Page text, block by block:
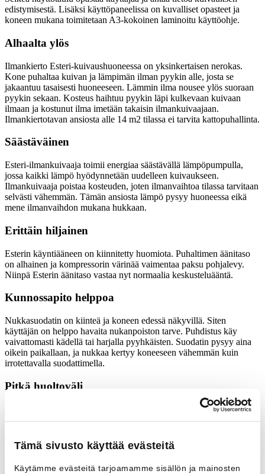
Tämä sivusto käyttää evästeitä
Käytämme evästeitä tarjoamamme sisällön ja mainosten
edistymisestä. Lisäksi käyttöpaneelissa on kuvalliset opasteet ja
koneen mukana toimitetaan A3-kokoinen laminoitu käyttöohje.
Alhaalta ylös
Ilmankierto Esteri-kuivaushuoneessa on yksinkertaisen nerokas.
Kone puhaltaa kuivan ja lämpimän ilman pyykin alle, josta se
jakaantuu tasaisesti huoneeseen. Lämmin ilma nousee ylös suoraan
pyykin sekaan. Kosteus haihtuu pyykin läpi kulkevaan kuivaan
ilmaan ja kostunut ilma imetään takaisin ilmankuivaajaan.
Ilmankiertotavan ansiosta alle 14 m2 tilassa ei tarvita kattopuhallinta.
Säästäväinen
Esteri-ilmankuivaaja toimii energiaa säästävällä lämpöpumpulla,
jossa kaikki lämpö hyödynnetään uudelleen kuivaukseen.
Ilmankuivaaja poistaa kosteuden, joten ilmanvaihtoa tilassa tarvitaan
selvästi vähemmän. Tämän ansiosta lämpö pysyy huoneessa eikä
mene ilmanvaihdon mukana hukkaan.
Erittäin hiljainen
Esterin käyntiääneen on kiinnitetty huomiota. Puhaltimen äänitaso
on alhainen ja kompressorin värinää vaimentaa paksu pohjalevy.
Niinpä Esterin äänitaso vastaa nyt normaalia keskusteluääntä.
Kunnossapito helppoa
Nukkasuodatin on kiinteä ja koneen edessä näkyvillä. Siten
käyttäjän on helppo havaita nukanpoiston tarve. Puhdistus käy
vaivattomasti kädellä tai harjalla pyyhkäisten. Suodatin pysyy aina
oikein paikallaan, ja nukkaa kertyy koneeseen vähemmän kuin
irrotettavalla suodattimella.
Pitkä huoltoväli
Kaikki koneen käsittelemä ilma suodatetaan erittäin tiheän
suodattimen läpi. Mikronukkaa pääsee vähemmän koneeseen, ja
kertymistä vedenpoistoputkistoon.
Kätevä huoltaa